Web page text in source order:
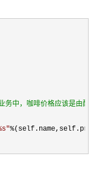
务中，咖啡价格应该是由配
"